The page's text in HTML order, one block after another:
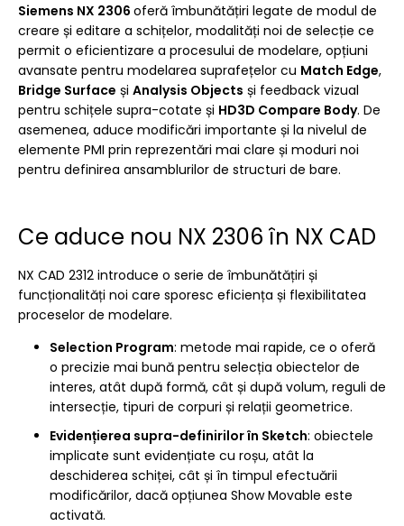
Siemens NX 2306 oferă îmbunătățiri legate de modul de
creare și editare a schițelor, modalități noi de selecție ce
permit o eficientizare a procesului de modelare, opțiuni
avansate pentru modelarea suprafețelor cu Match Edge,
Bridge Surface și Analysis Objects și feedback vizual
pentru schițele supra-cotate și HD3D Compare Body. De
asemenea, aduce modificări importante și la nivelul de
elemente PMI prin reprezentări mai clare și moduri noi
pentru definirea ansamblurilor de structuri de bare.
Ce aduce nou NX 2306 în NX CAD
NX CAD 2312 introduce o serie de îmbunătățiri și
funcționalități noi care sporesc eficiența și flexibilitatea
proceselor de modelare.
Selection Program: metode mai rapide, ce o oferă
o precizie mai bună pentru selecția obiectelor de
interes, atât după formă, cât și după volum, reguli de
intersecție, tipuri de corpuri și relații geometrice.
Evidențierea supra-definirilor în Sketch: obiectele
implicate sunt evidențiate cu roșu, atât la
deschiderea schiței, cât și în timpul efectuării
modificărilor, dacă opțiunea Show Movable este
activată.